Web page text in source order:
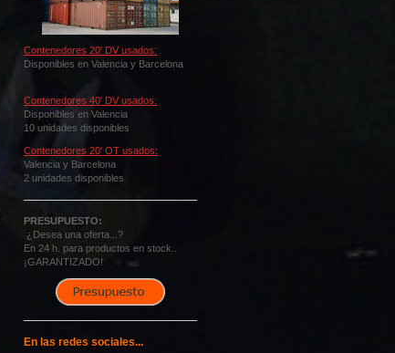
Contenedores 20' DV usados:
Disponibles en Valencia y Barcelona
Contenedores 40' DV usados:
Disponibles en Valencia
10 unidades disponibles
Contenedores 20' OT usados:
Valencia y Barcelona
2 unidades disponibles
PRESUPUESTO:
¿Desea una oferta...?
En 24 h. para productos en stock..
¡GARANTIZADO!
En las redes sociales...